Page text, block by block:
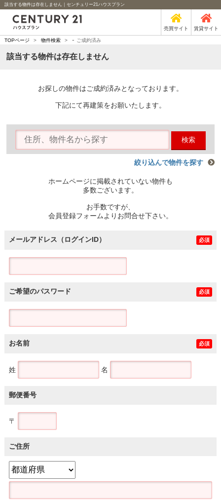
該当する物件は存在しません｜センチュリー21ハウスプラン
売買サイト 賃貸サイト
TOPページ > 物件検索 > - ご成約済み
該当する物件は存在しません
お探しの物件はご成約済みとなっております。
下記にて再建策をお願いたします。
検索
絞り込んで物件を探す
ホームページに掲載されていない物件も
多数ございます。
お手数ですが、
会員登録フォームよりお問合せ下さい。
メールアドレス（ログインID） 必須
ご希望のパスワード 必須
お名前 必須
姓 名
郵便番号
〒
ご住所